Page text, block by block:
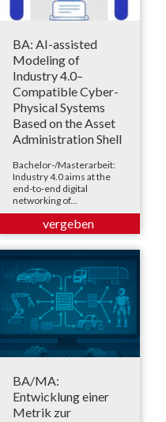
BA: AI-assisted
Modeling of
Industry 4.0–
Compatible Cyber-
Physical Systems
Based on the Asset
Administration Shell
Bachelor-/Masterarbeit:
Industry 4.0 aims at the
end-to-end digital
networking of...
BA/MA:
Entwicklung einer
Metrik zur